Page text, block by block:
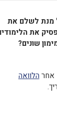
מנת לשלם את
את
שונים?
אחר הלוואה